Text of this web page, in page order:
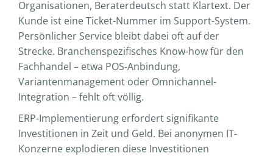
Organisationen, Beraterdeutsch statt Klartext. Der
Kunde ist eine Ticket-Nummer im Support-System.
Persönlicher Service bleibt dabei oft auf der
Strecke. Branchenspezifisches Know-how für den
Fachhandel – etwa POS-Anbindung,
Variantenmanagement oder Omnichannel-
Integration – fehlt oft völlig.
ERP-Implementierung erfordert signifikante
Investitionen in Zeit und Geld. Bei anonymen IT-
Konzerne explodieren diese Investitionen